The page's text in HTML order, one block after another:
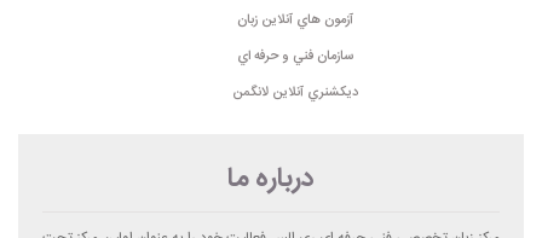
آزمون هاي آنلاين زبان
سازمان فني و حرفه اي
ديكشنري آنلاين لانگمن
درباره ما